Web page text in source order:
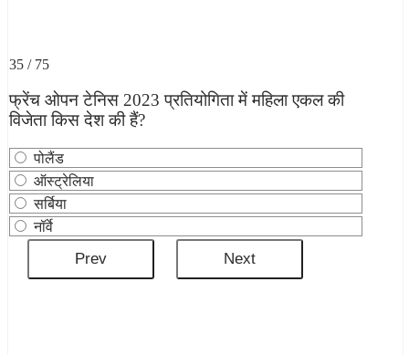
35 / 75
फ्रेंच ओपन टेनिस 2023 प्रतियोगिता में महिला एकल की
विजेता किस देश की हैं?
पोलैंड
ऑस्ट्रेलिया
सर्बिया
नॉर्वे